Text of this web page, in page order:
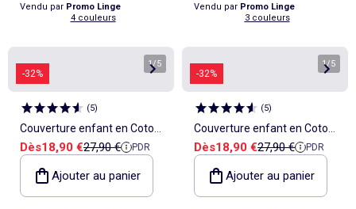
Vendu par Promo Linge
4 couleurs
Vendu par Promo Linge
3 couleurs
-32%
1/5
(5)
Couverture enfant en Coton
Oeko-tex et Minky | SUPERBE
BEBE
DèsPrix de vente
18,90 €Prix de référence
27,90 € PDR
Ajouter au panier
-32%
1/5
(5)
Couverture enfant en Coton
Oeko-tex et Minky | SUPERBE
BEBE
DèsPrix de vente
18,90 €Prix de référence
27,90 € PDR
Ajouter au panier